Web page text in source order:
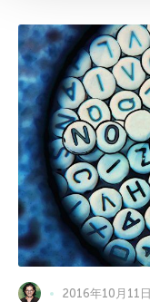
2016年10月11日